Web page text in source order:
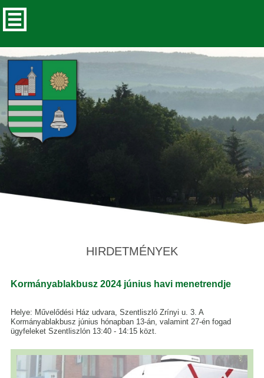
HIRDETMÉNYEK
Kormányablakbusz 2024 június havi menetrendje
Helye: Művelődési Ház udvara, Szentliszló Zrínyi u. 3. A
Kormányablakbusz június hónapban 13-án, valamint 27-én fogad
ügyfeleket Szentliszlón 13:40 - 14:15 közt.